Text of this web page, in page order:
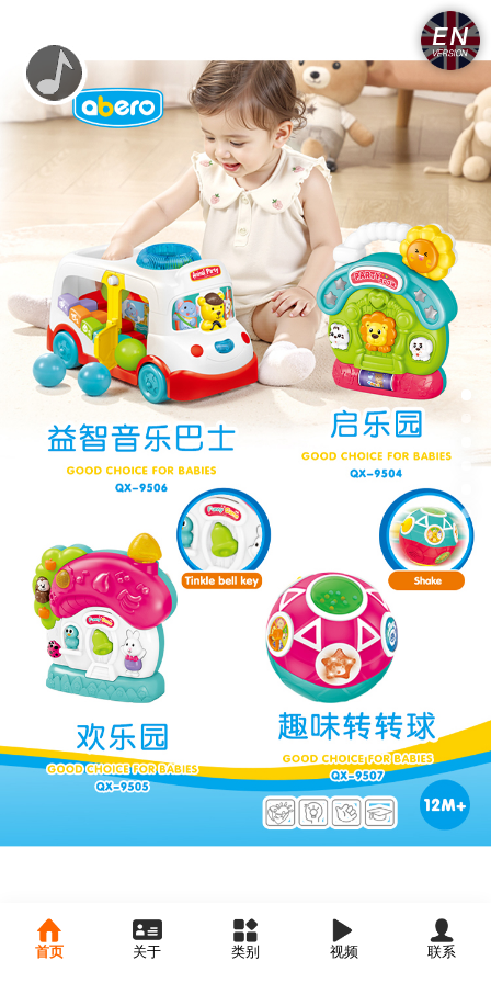
首页 关于 类别 视频 联系